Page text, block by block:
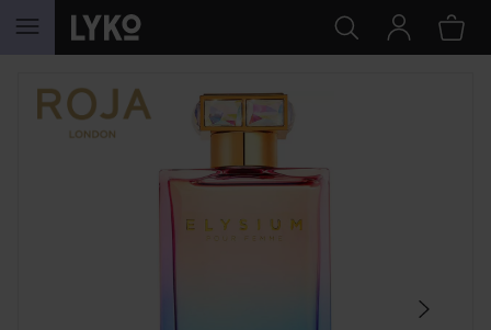
HOPPA TILL INNEHÅLLET
HOPPA ÖVER SEKTIONEN